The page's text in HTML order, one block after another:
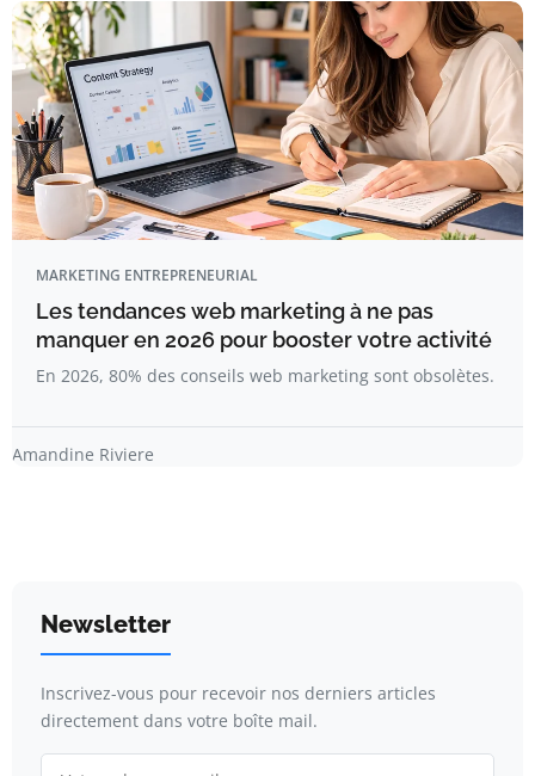
MARKETING ENTREPRENEURIAL
Les tendances web marketing à ne pas
manquer en 2026 pour booster votre activité
En 2026, 80% des conseils web marketing sont obsolètes.
Amandine Riviere
Newsletter
Inscrivez-vous pour recevoir nos derniers articles
directement dans votre boîte mail.